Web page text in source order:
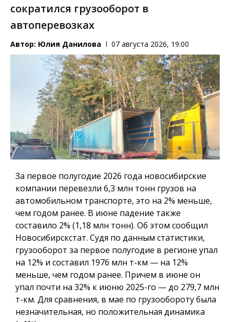
сократился грузооборот в
автоперевозках
Автор: Юлия Данилова 07 августа 2026, 19:00
За первое полугодие 2026 года новосибирские
компании перевезли 6,3 млн тонн грузов на
автомобильном транспорте, это на 2% меньше,
чем годом ранее. В июне падение также
составило 2% (1,18 млн тонн). Об этом сообщил
Новосибирскстат. Судя по данным статистики,
грузооборот за первое полугодие в регионе упал
на 12% и составил 1976 млн т-км — на 12%
меньше, чем годом ранее. Причем в июне он
упал почти на 32% к июню 2025-го — до 279,7 млн
т-км. Для сравнения, в мае по грузообороту была
незначительная, но положительная динамика